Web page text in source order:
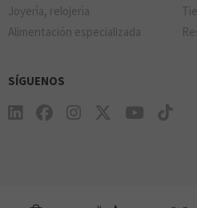
Joyerìa, relojerìa
Alimentación especializada
SÍGUENOS